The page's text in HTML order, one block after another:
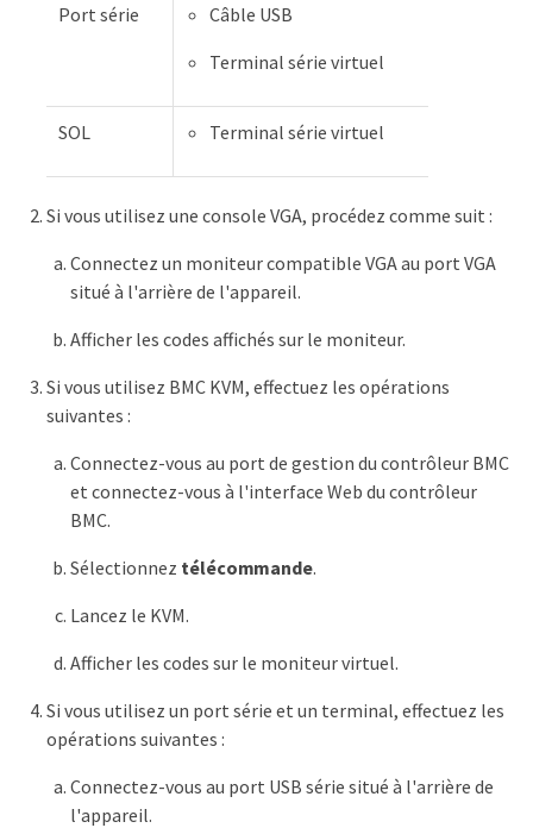
Port série
Câble USB
Terminal série virtuel
SOL Terminal série virtuel
Si vous utilisez une console VGA, procédez comme suit :
Connectez un moniteur compatible VGA au port VGA
situé à l'arrière de l'appareil.
Afficher les codes affichés sur le moniteur.
Si vous utilisez BMC KVM, effectuez les opérations
suivantes :
Connectez-vous au port de gestion du contrôleur BMC
et connectez-vous à l'interface Web du contrôleur
BMC.
Sélectionnez télécommande.
Lancez le KVM.
Afficher les codes sur le moniteur virtuel.
Si vous utilisez un port série et un terminal, effectuez les
opérations suivantes :
Connectez-vous au port USB série situé à l'arrière de
l'appareil.